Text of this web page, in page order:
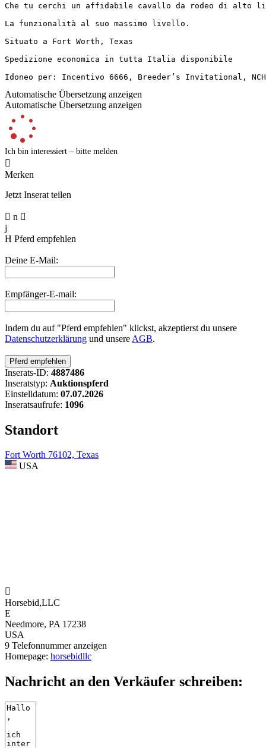
Che tu cerchi un affidabile cavallo da rodeo di alto
La funzionalità al suo massimo livello.
Situato a Fort Worth, Texas
Spedizione economica in tutta Italia disponibile
Idoneo per: Incentivo 6666, Breeder’s Invitational,
Automatische Übersetzung anzeigen
Automatische Übersetzung anzeigen
Ich bin interessiert – bitte melden

Merken
Jetzt Inserat teilen
 n 
j
H Pferd empfehlen
Deine E-Mail:
Empfänger-E-mail:
Indem du auf "Pferd empfehlen" klickst, akzeptierst du unsere
Datenschutzerklärung und unsere AGB.
Inserats-ID: 4887486
Inseratstyp: Auktionspferd
Einstelldatum: 07.07.2026
Inseratsaufrufe: 1096
Standort
Fort Worth 76102, Texas
USA

Horsebid,LLC
E
Needmore, PA 17238
USA
9 Telefonnummer anzeigen
Homepage: horsebidllc
Nachricht an den Verkäufer schreiben: